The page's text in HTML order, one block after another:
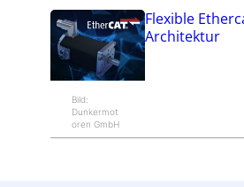
Bild:
Dunkermot
oren GmbH
Flexible
Architektur